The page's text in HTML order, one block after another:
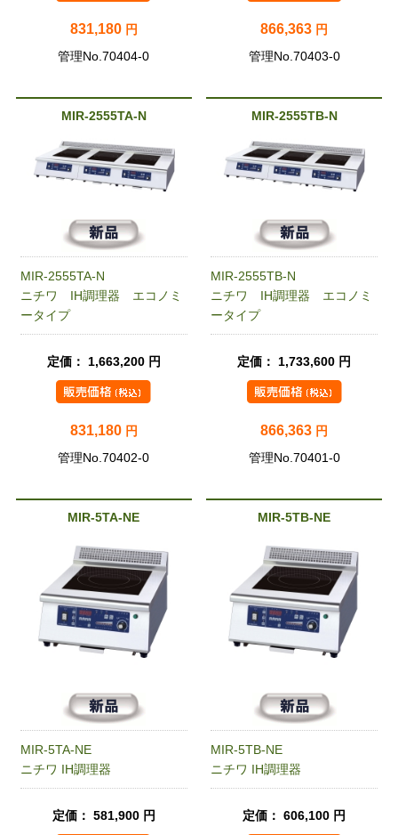
831,180 円
管理No.70404-0
866,363 円
管理No.70403-0
MIR-2555TA-N
MIR-2555TA-N
ニチワ IH調理器 エコノミ
ータイプ
定価： 1,663,200 円
831,180 円
管理No.70402-0
MIR-2555TB-N
MIR-2555TB-N
ニチワ IH調理器 エコノミ
ータイプ
定価： 1,733,600 円
866,363 円
管理No.70401-0
MIR-5TA-NE
MIR-5TA-NE
ニチワ IH調理器
定価： 581,900 円
MIR-5TB-NE
MIR-5TB-NE
ニチワ IH調理器
定価： 606,100 円